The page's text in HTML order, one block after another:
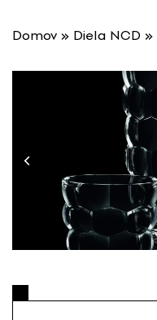
Domov » Diela NCD »